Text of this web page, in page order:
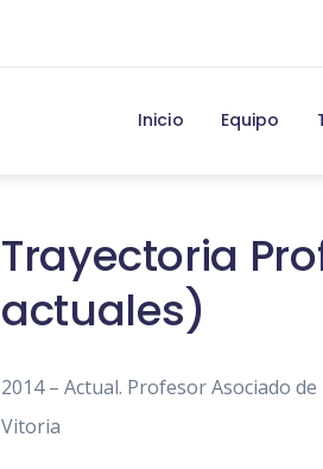
Inicio Equipo
Trayectoria
actuales)
2014 – Actual. Profesor Asociado
Vitoria